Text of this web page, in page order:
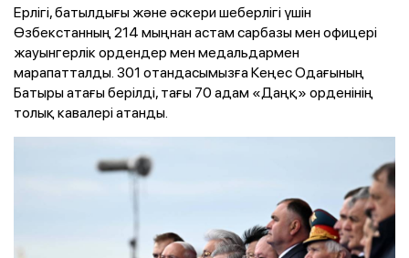
Ерлігі, батылдығы және әскери шеберлігі үшін
Өзбекстанның 214 мыңнан астам сарбазы мен офицері
жауынгерлік ордендер мен медальдармен
марапатталды. 301 отандасымызға Кеңес Одағының
Батыры атағы берілді, тағы 70 адам «Даңқ» орденінің
толық кавалері атанды.